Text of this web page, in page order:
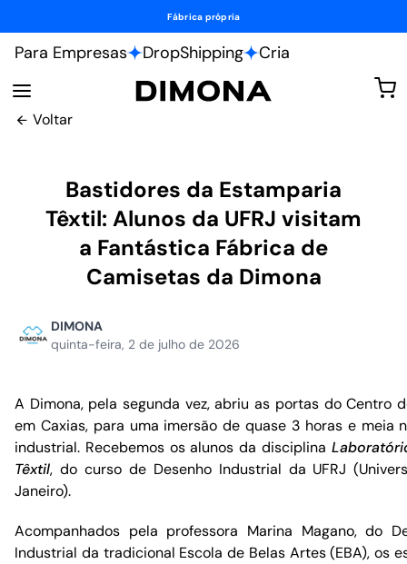
Fábrica própria
Para Empresas DropShipping Cria
Voltar
Bastidores da Estamparia
Têxtil: Alunos da UFRJ visitam
a Fantástica Fábrica de
Camisetas da Dimona
DIMONA
quinta-feira, 2 de julho de 2026
A Dimona, pela segunda vez, abriu as portas do Centro
em Caxias, para uma imersão de quase 3 horas e meia
industrial. Recebemos os alunos da disciplina
Têxtil, do curso de Desenho Industrial da UFRJ
Janeiro).
Acompanhados pela professora Marina Magano, do
Industrial da tradicional Escola de Belas Artes (EBA), os